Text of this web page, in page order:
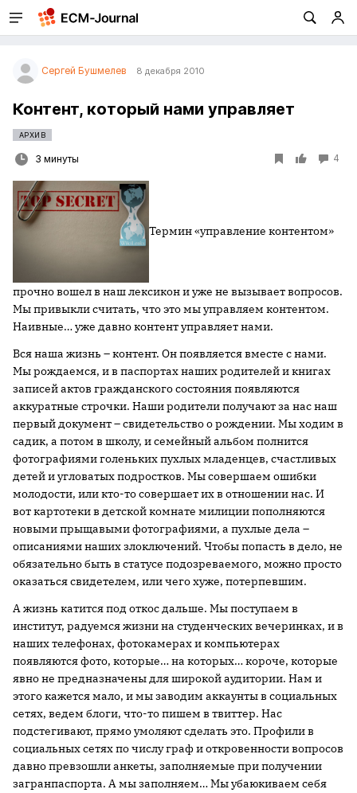
Сергей Бушмелев 8 декабря 2010
Контент, который нами управляет
АРХИВ
3 минуты 4
Термин «управление контентом»
прочно вошел в наш лексикон и уже не вызывает вопросов.
Мы привыкли считать, что это мы управляем контентом.
Наивные… уже давно контент управляет нами.
Вся наша жизнь – контент. Он появляется вместе с нами.
Мы рождаемся, и в паспортах наших родителей и книгах
записей актов гражданского состояния появляются
аккуратные строчки. Наши родители получают за нас наш
первый документ – свидетельство о рождении. Мы ходим в
садик, а потом в школу, и семейный альбом полнится
фотографиями голеньких пухлых младенцев, счастливых
детей и угловатых подростков. Мы совершаем ошибки
молодости, или кто-то совершает их в отношении нас. И
вот картотеки в детской комнате милиции пополняются
новыми прыщавыми фотографиями, а пухлые дела –
описаниями наших злоключений. Чтобы попасть в дело, не
обязательно быть в статусе подозреваемого, можно просто
оказаться свидетелем, или чего хуже, потерпевшим.
А жизнь катится под откос дальше. Мы поступаем в
институт, радуемся жизни на студенческих вечеринках, и в
наших телефонах, фотокамерах и компьютерах
появляются фото, которые… на которых… короче, которые
явно не предназначены для широкой аудитории. Нам и
этого кажется мало, и мы заводим аккаунты в социальных
сетях, ведем блоги, что-то пишем в твиттер. Нас
подстегивают, прямо умоляют сделать это. Профили в
социальных сетях по числу граф и откровенности вопросов
давно превзошли анкеты, заполняемые при получении
загранпаспорта. А мы заполняем… Мы убаюкиваем себя